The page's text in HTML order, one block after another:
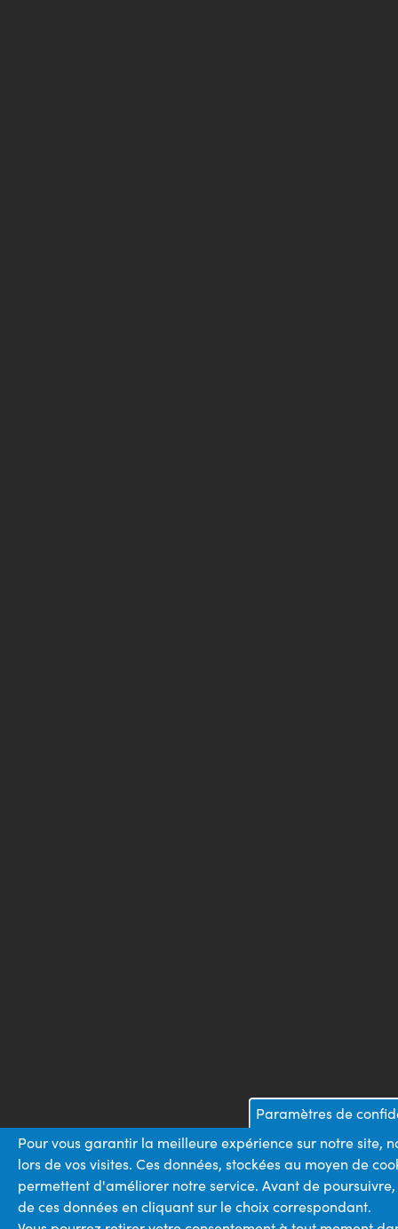
Paramètres de
Pour vous garantir la meilleure expérience sur notre site,
lors de vos visites. Ces données, stockées au moyen de
permettent d'améliorer notre service. Avant de
de ces données en cliquant sur le choix correspondant.